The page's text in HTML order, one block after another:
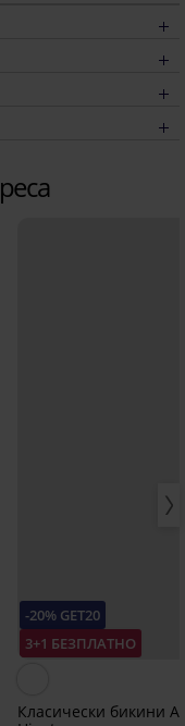
-20% GET20
3+1 БЕЗПЛАТНО
Класически бикини